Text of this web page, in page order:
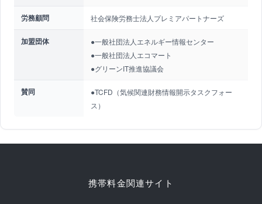
労務顧問 社会保険労務士法人プレミアパートナーズ
加盟団体
●一般社団法人エネルギー情報センター
●一般社団法人エコマート
●グリーンIT推進協議会
賛同
●TCFD（気候関連財務情報開示タスクフォー
ス）
携帯料金関連サイト